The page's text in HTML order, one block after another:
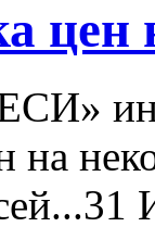
цен
на
31